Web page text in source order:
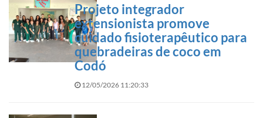
Projeto integrador
extensionista promove
cuidado fisioterapêutico para
quebradeiras de coco em
Codó
12/05/2026 11:20:33